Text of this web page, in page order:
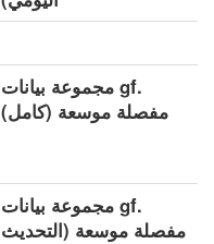
.gf مجموعة بيانات
مفصلة موسعة (كامل)
.gf مجموعة بيانات
مفصلة موسعة (التحديث